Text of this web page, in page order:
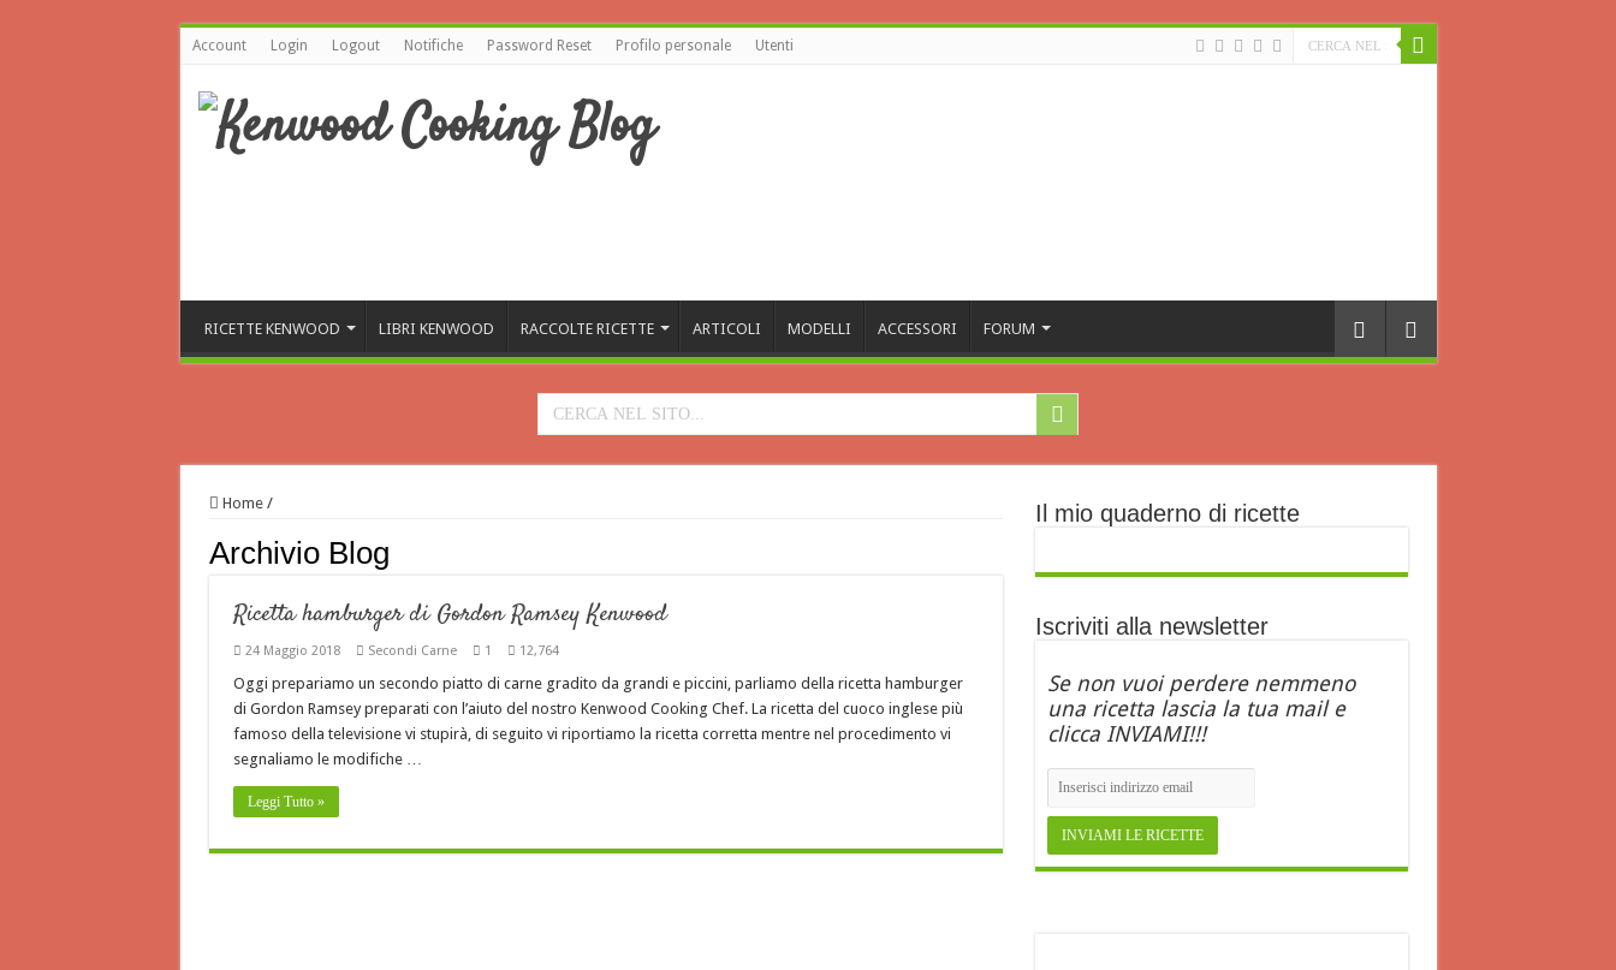
Account Login Logout Notifiche Password Reset Profilo personale Utenti
RICETTE KENWOOD LIBRI KENWOOD RACCOLTE RICETTE ARTICOLI MODELLI ACCESSORI FORUM
Home /
Archivio Blog
Ricetta hamburger di Gordon Ramsey Kenwood
24 Maggio 2018 Secondi Carne 1 12,764
Oggi prepariamo un secondo piatto di carne gradito da grandi e piccini, parliamo della ricetta hamburger
di Gordon Ramsey preparati con l’aiuto del nostro Kenwood Cooking Chef. La ricetta del cuoco inglese più
famoso della televisione vi stupirà, di seguito vi riportiamo la ricetta corretta mentre nel procedimento vi
segnaliamo le modifiche …
Leggi Tutto »
Il mio quaderno di ricette
Iscriviti alla newsletter
Se non vuoi perdere nemmeno
una ricetta lascia la tua mail e
clicca INVIAMI!!!